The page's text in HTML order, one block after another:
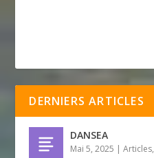
DERNIERS ARTICLES
DANSEA
Mai 5, 2025 |Articles,